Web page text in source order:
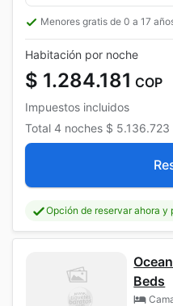
Menores gratis de 0 a 17
Habitación por noche
$ 1.284.181 COP
Impuestos incluidos
Total 4 noches $ 5.136.723
Opción de reservar ahora y
Beds